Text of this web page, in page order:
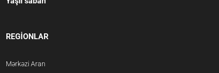
REGİONLAR
Mərkəzi Aran